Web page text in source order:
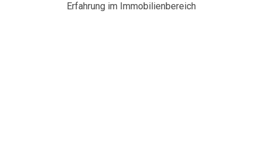
Erfahrung im Immobilienbereich